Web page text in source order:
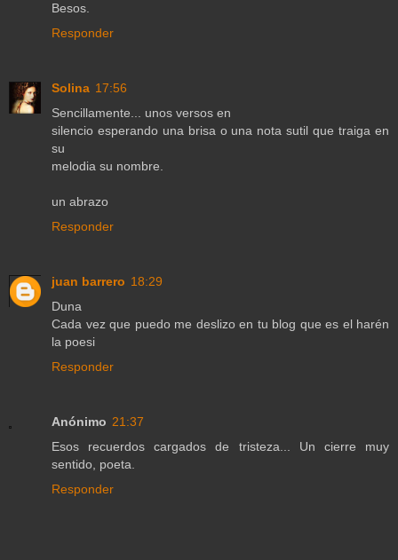
Besos.
Responder
Solina 17:56
Sencillamente... unos versos en
silencio esperando una brisa o una nota sutil que traiga en
su
melodia su nombre.
un abrazo
Responder
juan barrero 18:29
Duna
Cada vez que puedo me deslizo en tu blog que es el harén
la poesi
Responder
Anónimo 21:37
Esos recuerdos cargados de tristeza... Un cierre muy
sentido, poeta.
Responder